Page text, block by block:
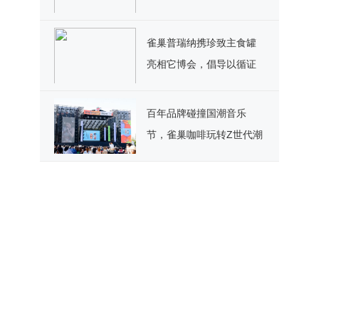
雀巢普瑞纳携珍致主食罐
亮相它博会，倡导以循证
百年品牌碰撞国潮音乐
节，雀巢咖啡玩转Z世代潮